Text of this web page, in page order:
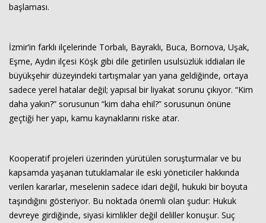
başlaması.
İzmir’in farklı ilçelerinde Torbalı, Bayraklı, Buca, Bornova, Uşak,
Eşme, Aydın ilçesi Köşk gibi dile getirilen usulsüzlük iddiaları ile
büyükşehir düzeyindeki tartışmalar yan yana geldiğinde, ortaya
sadece yerel hatalar değil; yapısal bir liyakat sorunu çıkıyor. “Kim
daha yakın?” sorusunun “kim daha ehil?” sorusunun önüne
geçtiği her yapı, kamu kaynaklarını riske atar.
Kooperatif projeleri üzerinden yürütülen soruşturmalar ve bu
kapsamda yaşanan tutuklamalar ile eski yöneticiler hakkında
verilen kararlar, meselenin sadece idari değil, hukuki bir boyuta
taşındığını gösteriyor. Bu noktada önemli olan şudur: Hukuk
devreye girdiğinde, siyasi kimlikler değil deliller konuşur. Suç